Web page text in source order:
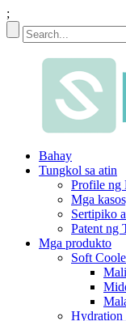
;
Bahay
Tungkol sa atin
Profile ng
Mga
Sertipiko
Patent ng
Mga produkto
Soft
Hydration